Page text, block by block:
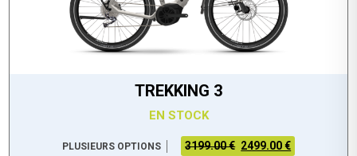
TREKKING 3
EN STOCK
PLUSIEURS OPTIONS 3199.00 € 2499.00 €